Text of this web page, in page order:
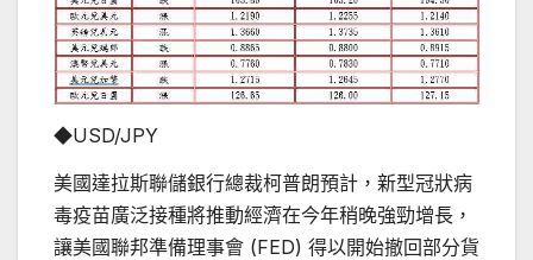
◆USD/JPY
美國達拉斯聯儲銀行總裁柯普朗預計，新型冠狀病
毒疫苗廣泛接種將推動經濟在今年稍晚強勁增長，
讓美國聯邦準備理事會 (FED) 得以開始撤回部分貨